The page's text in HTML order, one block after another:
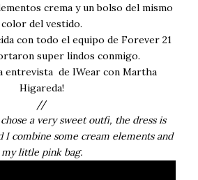
crema y un bolso del mismo
color del vestido.
con todo el equipo de Forever 21
super lindos conmigo.
entrevista de IWear con Martha
Higareda!
//
a very sweet outfi, the dress is
I combine some cream elements and
my little pink bag.